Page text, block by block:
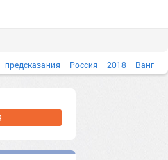
предсказания Россия 2018 Ванг